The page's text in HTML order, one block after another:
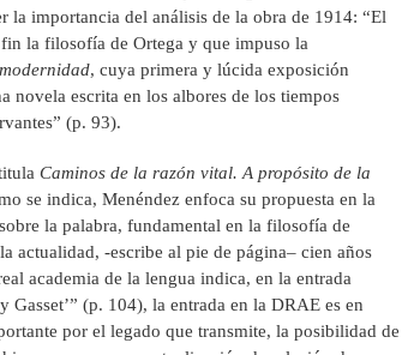
la importancia del análisis de la obra de 1914: “El
la filosofía de Ortega y que impuso la
, cuya primera y lúcida exposición
novela escrita en los albores de los tiempos
(p. 93).
Caminos de la razón vital. A propósito de la
se indica, Menéndez enfoca su propuesta en la
la palabra, fundamental en la filosofía de
actualidad, -escribe al pie de página– cien años
academia de la lengua indica, en la entrada
(p. 104), la entrada en la DRAE es en
por el legado que transmite, la posibilidad de